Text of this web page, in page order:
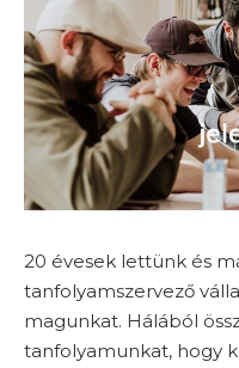
20 évesek lettünk és
tanfolyamszervező
magunkat. Hálából
tanfolyamunkat, hogy